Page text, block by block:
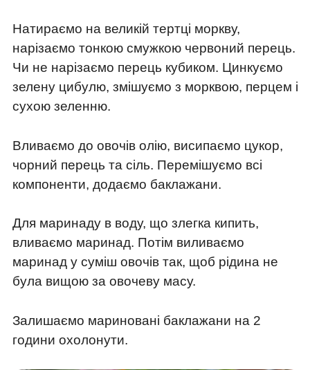
Натираємо на великій тертці моркву,
нарізаємо тонкою смужкою червоний перець.
Чи не нарізаємо перець кубиком. Цинкуємо
зелену цибулю, змішуємо з морквою, перцем і
сухою зеленню.
Вливаємо до овочів олію, висипаємо цукор,
чорний перець та сіль. Перемішуємо всі
компоненти, додаємо баклажани.
Для маринаду в воду, що злегка кипить,
вливаємо маринад. Потім виливаємо
маринад у суміш овочів так, щоб рідина не
була вищою за овочеву масу.
Залишаємо мариновані баклажани на 2
години охолонути.